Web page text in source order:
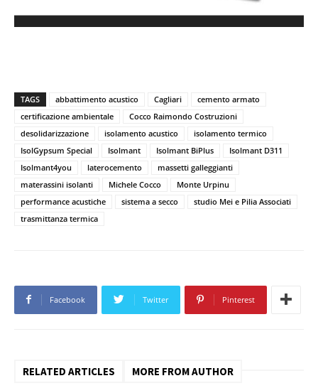
TAGS abbattimento acustico Cagliari
cemento armato
certificazione ambientale
Cocco Raimondo Costruzioni
desolidarizzazione
isolamento acustico
isolamento termico
IsolGypsum Special
Isolmant Isolmant BiPlus
Isolmant D311
Isolmant4you
laterocemento
massetti galleggianti
materassini isolanti
Michele Cocco
Monte Urpinu
performance acustiche
sistema a secco
studio Mei e Pilia Associati
trasmittanza termica
Facebook Twitter Pinterest
RELATED ARTICLES MORE FROM AUTHOR